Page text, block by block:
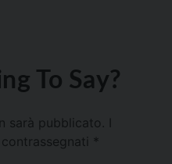
To Say?
sarà pubblicato.
*